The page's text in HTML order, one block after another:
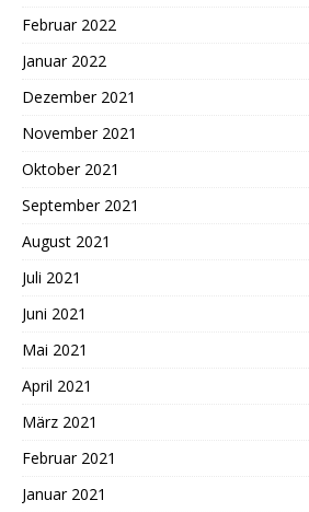
Februar 2022
Januar 2022
Dezember 2021
November 2021
Oktober 2021
September 2021
August 2021
Juli 2021
Juni 2021
Mai 2021
April 2021
März 2021
Februar 2021
Januar 2021